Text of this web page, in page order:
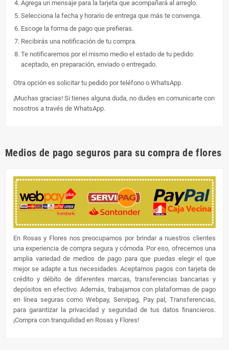
Agrega un mensaje para la tarjeta que acompañará al arreglo.
Selecciona la fecha y horario de entrega que más te convenga.
Escoge la forma de pago que prefieras.
Recibirás una notificación de tu compra.
Te notificaremos por el mismo medio el estado de tu pedido:
aceptado, en preparación, enviado o entregado.
Otra opción es solicitar tu pedido por teléfono o WhatsApp.
¡Muchas gracias! Si tienes alguna duda, no dudes en comunicarte con
nosotros a través de WhatsApp.
Medios de pago seguros para su compra de flores
En Rosas y Flores nos preocupamos por brindar a nuestros clientes
una experiencia de compra segura y cómoda. Por eso, ofrecemos una
amplia variedad de medios de pago para que puedas elegir el que
mejor se adapte a tus necesidades. Aceptamos pagos con tarjeta de
crédito y débito de diferentes marcas, transferencias bancarias y
depósitos en efectivo. Además, trabajamos con plataformas de pago
en línea seguras como Webpay, Servipag, Pay pal, Transferencias,
para garantizar la privacidad y seguridad de tus datos financieros.
¡Compra con tranquilidad en Rosas y Flores!